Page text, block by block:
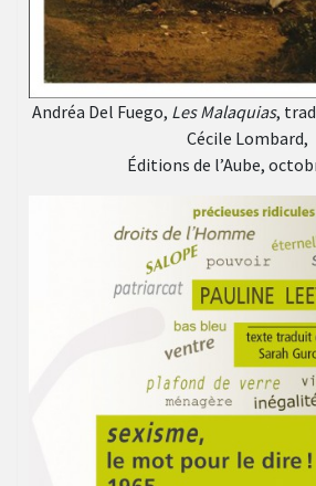
Andréa Del Fuego, Les Malaquias,
Cécile Lombard,
Éditions de l’Aube,